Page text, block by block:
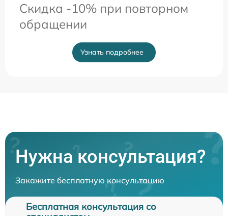
Скидка -10% при повторном
обращении
Узнать подробнее
Нужна консультация?
Закажите бесплатную консультацию
Бесплатная консультация со